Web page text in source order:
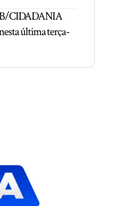
CIDADANIA
última terça-